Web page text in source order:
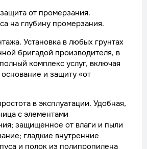
от промерзания.
на глубину промерзания.
Установка в любых грунтах
бригадой производителя, в
комплекс услуг, включая
и защиту «от
в эксплуатации. Удобная,
с элементами
защищенное от влаги и пыли
гладкие внутренние
и полок из полипропилена